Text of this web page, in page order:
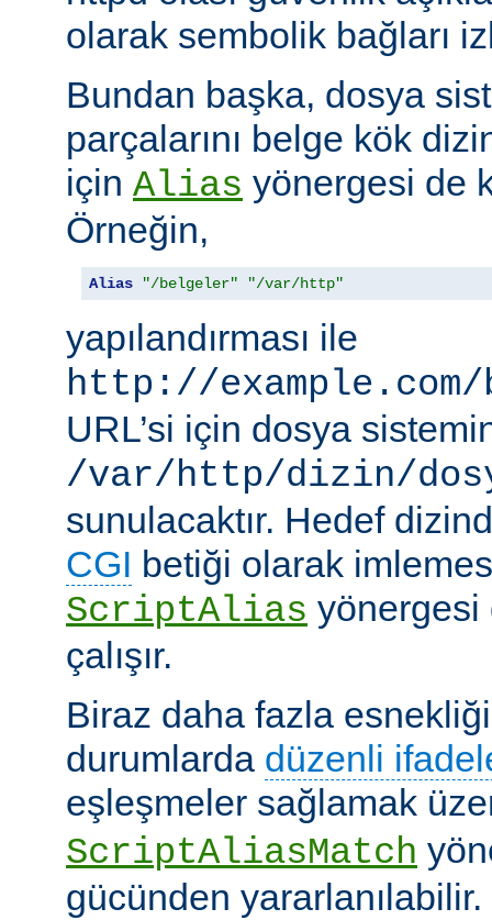
olarak sembolik bağları
Bundan başka, dosya
parçalarını belge kök
için Alias yönergesi de
Örneğin,
Alias "/belgeler" "/var/http"
yapılandırması ile
http://
URL’si için dosya
/var/http/dizin/
sunulacaktır. Hedef
CGI betiği olarak
ScriptAlias yönergesi
çalışır.
Biraz daha fazla
durumlarda düzenli
eşleşmeler sağlamak
ScriptAliasMatch
gücünden